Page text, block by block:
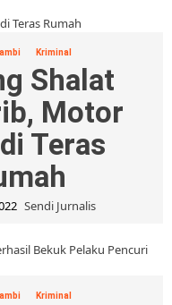
Kriminal
Shalat
Motor
Teras
Sendi Jurnalis
Kriminal